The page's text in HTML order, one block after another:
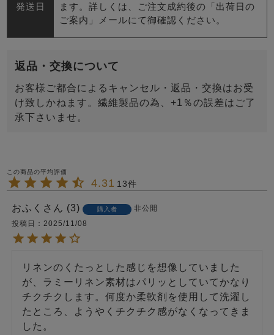
発送日
ます。詳しくは、ご注文成約後の「出荷日の
ご案内」メールにて御確認ください。
返品・交換について
お客様ご都合によるキャンセル・返品・交換はお受
け致しかねます。繊維製品の為、+1％の誤差はご了
承下さいませ。
4.31 13
おふく 3 購入者
非公開
投稿日
2025/11/08
リネンのくたっとした感じを想像していました
が、ラミーリネン素材はパリッとしていてかなり
チクチクします。何度か柔軟剤を使用して洗濯し
たところ、ようやくチクチク感がなくなってきま
した。